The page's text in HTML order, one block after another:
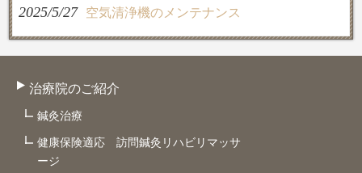
2025/5/27 空気清浄機のメンテナンス
治療院のご紹介
鍼灸治療
健康保険適応 訪問鍼灸リハビリマッサ
ージ